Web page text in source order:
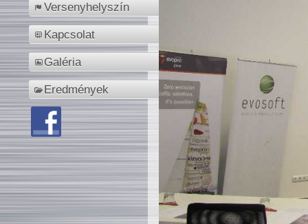
Versenyhelyszín
Kapcsolat
Galéria
Eredmények